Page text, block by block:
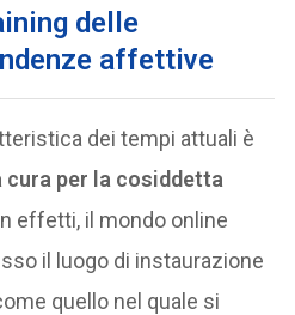
delle
affettive
dei tempi attuali è
cura per la cosiddetta
effetti, il mondo online
il luogo di instaurazione
quello nel quale si